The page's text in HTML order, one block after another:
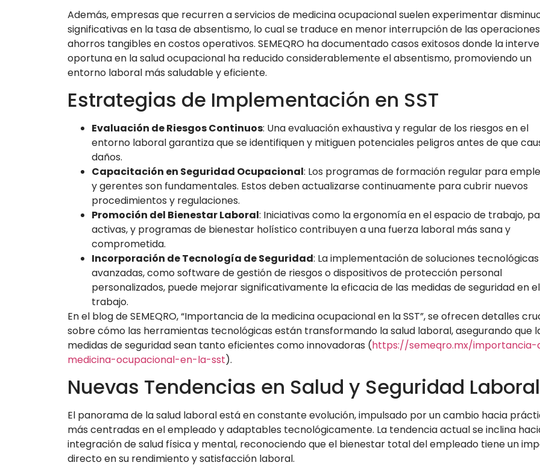
Además, empresas que recurren a servicios de medicina ocupacional suelen experimentar
significativas en la tasa de absentismo, lo cual se traduce en menor interrupción de las
ahorros tangibles en costos operativos. SEMEQRO ha documentado casos exitosos donde la
oportuna en la salud ocupacional ha reducido considerablemente el absentismo, promoviendo un
entorno laboral más saludable y eficiente.
Estrategias de Implementación en SST
Evaluación de Riesgos Continuos: Una evaluación exhaustiva y regular de los riesgos en el
entorno laboral garantiza que se identifiquen y mitiguen potenciales peligros antes de que
daños.
Capacitación en Seguridad Ocupacional: Los programas de formación regular para
y gerentes son fundamentales. Estos deben actualizarse continuamente para cubrir nuevos
procedimientos y regulaciones.
Promoción del Bienestar Laboral: Iniciativas como la ergonomía en el espacio de trabajo,
activas, y programas de bienestar holístico contribuyen a una fuerza laboral más sana y
comprometida.
Incorporación de Tecnología de Seguridad: La implementación de soluciones tecnológicas
avanzadas, como software de gestión de riesgos o dispositivos de protección personal
personalizados, puede mejorar significativamente la eficacia de las medidas de seguridad en el
trabajo.
En el blog de SEMEQRO, “Importancia de la medicina ocupacional en la SST”, se ofrecen detalles
sobre cómo las herramientas tecnológicas están transformando la salud laboral, asegurando que
medidas de seguridad sean tanto eficientes como innovadoras (https://semeqro.mx/
medicina-ocupacional-en-la-sst).
Nuevas Tendencias en Salud y Seguridad Laboral
El panorama de la salud laboral está en constante evolución, impulsado por un cambio hacia
más centradas en el empleado y adaptables tecnológicamente. La tendencia actual se inclina
integración de salud física y mental, reconociendo que el bienestar total del empleado tiene un
directo en su rendimiento y satisfacción laboral.